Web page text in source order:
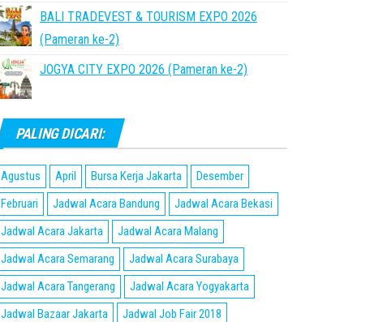
BALI TRADEVEST & TOURISM EXPO 2026
(Pameran ke-2)
JOGYA CITY EXPO 2026 (Pameran ke-2)
PALING DICARI:
Agustus April Bursa Kerja Jakarta
Desember
Februari
Jadwal Acara Bandung
Jadwal Acara Bekasi
Jadwal Acara Jakarta
Jadwal Acara Malang
Jadwal Acara Semarang
Jadwal Acara Surabaya
Jadwal Acara Tangerang
Jadwal Acara Yogyakarta
Jadwal Bazaar Jakarta
Jadwal Job Fair 2018